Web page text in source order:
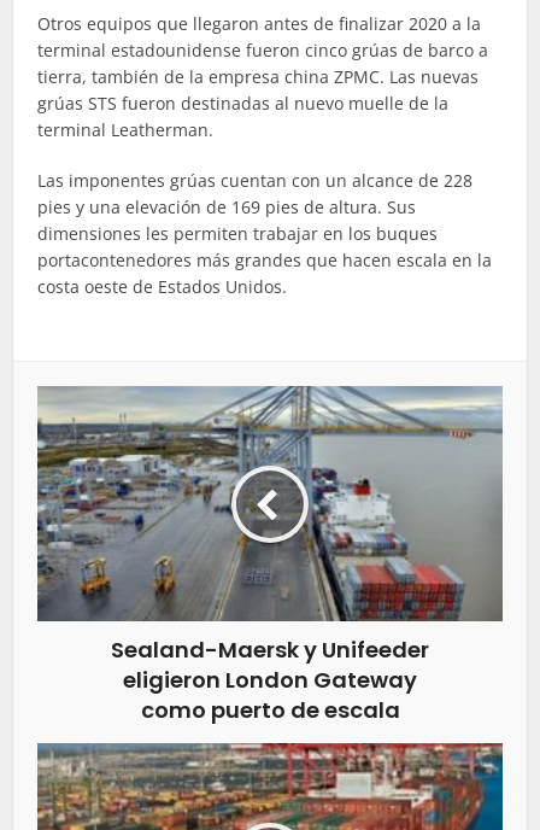
Otros equipos que llegaron antes de finalizar 2020 a la
terminal estadounidense fueron cinco grúas de barco a
tierra, también de la empresa china ZPMC. Las nuevas
grúas STS fueron destinadas al nuevo muelle de la
terminal Leatherman.
Las imponentes grúas cuentan con un alcance de 228
pies y una elevación de 169 pies de altura. Sus
dimensiones les permiten trabajar en los buques
portacontenedores más grandes que hacen escala en la
costa oeste de Estados Unidos.
Sealand-Maersk y Unifeeder
eligieron London Gateway
como puerto de escala